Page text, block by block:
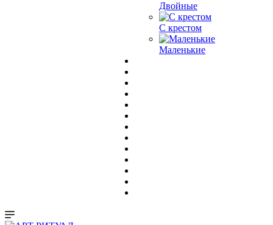
Двойные
С крестом
Маленькие